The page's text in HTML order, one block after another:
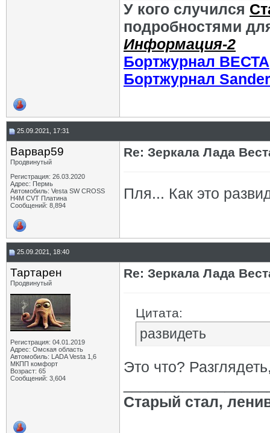
У кого случился
подробностями
Информация-2
Бортжурнал ВЕСТА
Бортжурнал
25.09.2021, 17:31
Варвар59
Продвинутый
Регистрация: 26.03.2020
Адрес: Пермь
Автомобиль: Vesta SW CROSS
H4M CVT Платина
Сообщений: 8,894
Re: Зеркала Лада
Пля... Как это
25.09.2021, 18:40
Тартарен
Продвинутый
Регистрация: 04.01.2019
Адрес: Омская область
Автомобиль: LADA Vesta 1,6
МКПП комфорт
Возраст: 65
Сообщений: 3,604
Re: Зеркала Лада
Цитата:
развидеть
Это что?
Старый стал,